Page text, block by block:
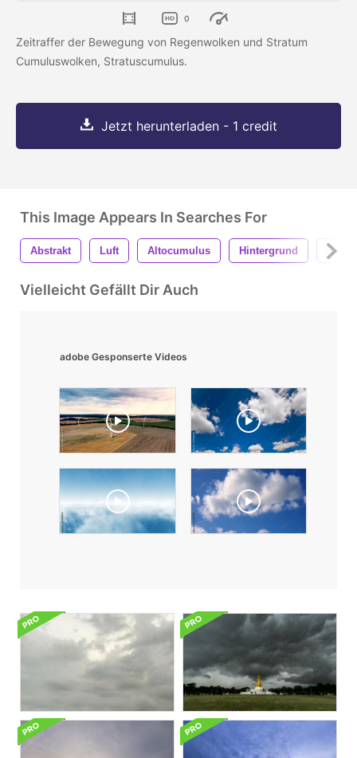
0
Zeitraffer der Bewegung von Regenwolken und Stratum
Cumuluswolken, Stratuscumulus.
Jetzt herunterladen - 1 credit
This Image Appears In Searches For
Abstrakt Luft Altocumulus Hintergrund
Vielleicht Gefällt Dir Auch
adobe Gesponserte Videos